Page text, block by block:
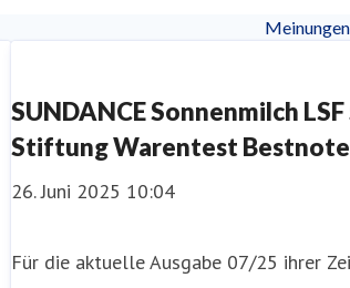
SUNDANCE Sonnenmilch
Stiftung Warentest Bestnote
26. Juni 2025 10:04
Für die aktuelle Ausgabe 07/25 ihrer